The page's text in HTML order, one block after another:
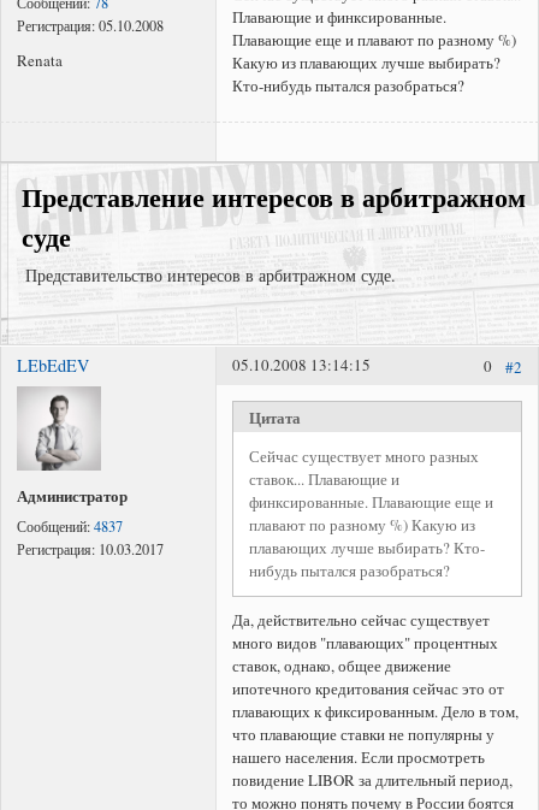
Регистрация:05.10.2008
Renata
Плавающие и финксированные.
Плавающие еще и плавают по разному %)
Какую из плавающих лучше выбирать?
Кто-нибудь пытался разобраться?
Представление интересов в арбитражном
суде
Представительство интересов в арбитражном суде.
Взысказние задолженности;
Суд по договору подряда;
Признание права собственности в судебном порядке;
LEbEdEV
Администратор
Сообщений:4837
Регистрация: 10.03.2017
#2
0
05.10.2008 13:14:15
Цитата
Сейчас существует много разных
ставок... Плавающие и
финксированные. Плавающие еще и
плавают по разному %) Какую из
плавающих лучше выбирать? Кто-
нибудь пытался разобраться?
Да, действительно сейчас существует
много видов "плавающих" процентных
ставок, однако, общее движение
ипотечного кредитования сейчас это от
плавающих к фиксированным. Дело в том,
что плавающие ставки не популярны у
нашего населения. Если просмотреть
повидение LIBOR за длительный период,
то можно понять почему в России боятся